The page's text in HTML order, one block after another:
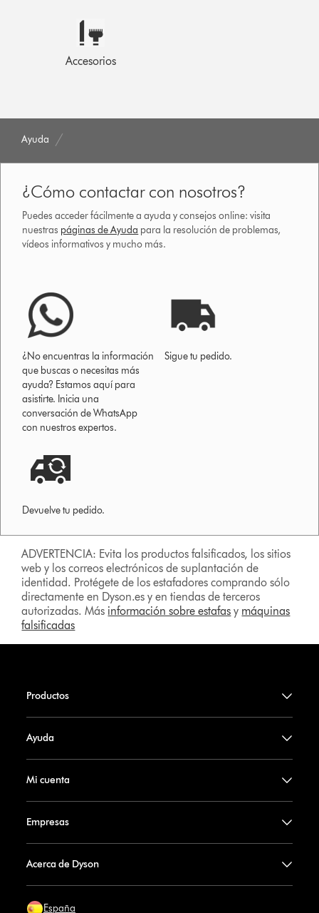
Accesorios
Ayuda
¿Cómo contactar con nosotros?
Puedes acceder fácilmente a ayuda y consejos online: visita
nuestras páginas de Ayuda para la resolución de problemas,
vídeos informativos y mucho más.
¿No encuentras la información
que buscas o necesitas más
ayuda? Estamos aquí para
asistirte. Inicia una
conversación de WhatsApp
con nuestros expertos.
Sigue tu pedido.
Devuelve tu pedido.
ADVERTENCIA: Evita los productos falsificados, los sitios
web y los correos electrónicos de suplantación de
identidad. Protégete de los estafadores comprando sólo
directamente en Dyson.es y en tiendas de terceros
autorizadas. Más información sobre estafas y máquinas
falsificadas
Productos
Ayuda
Mi cuenta
Empresas
Acerca de Dyson
España